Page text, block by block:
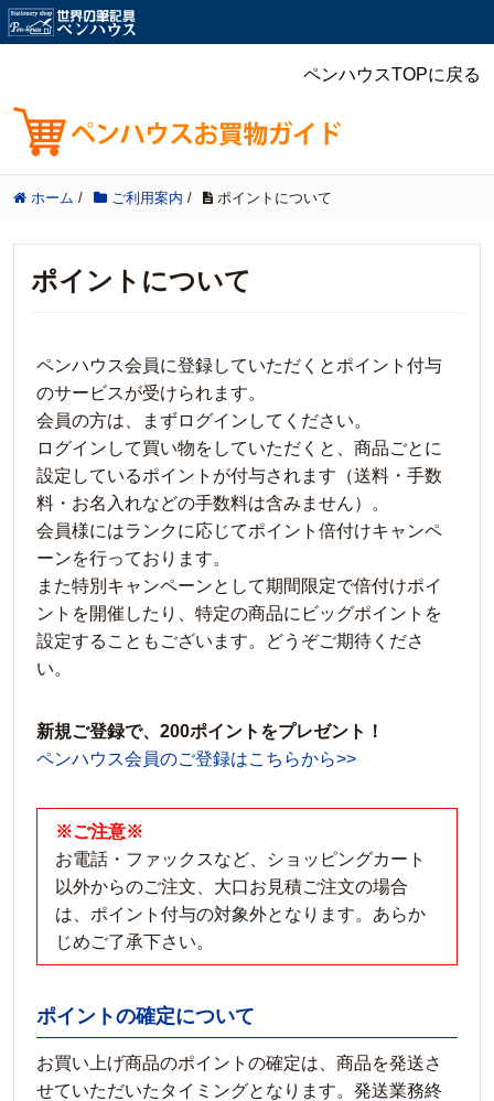
ペンハウスTOPに戻る
ホーム / ご利用案内 / ポイントについて
ポイントについて
ペンハウス会員に登録していただくとポイント付与
のサービスが受けられます。
会員の方は、まずログインしてください。
ログインして買い物をしていただくと、商品ごとに
設定しているポイントが付与されます（送料・手数
料・お名入れなどの手数料は含みません）。
会員様にはランクに応じてポイント倍付けキャンペ
ーンを行っております。
また特別キャンペーンとして期間限定で倍付けポイ
ントを開催したり、特定の商品にビッグポイントを
設定することもございます。どうぞご期待くださ
い。
新規ご登録で、200ポイントをプレゼント！
ペンハウス会員のご登録はこちらから>>
※ご注意※
お電話・ファックスなど、ショッピングカート
以外からのご注文、大口お見積ご注文の場合
は、ポイント付与の対象外となります。あらか
じめご了承下さい。
ポイントの確定について
お買い上げ商品のポイントの確定は、商品を発送さ
せていただいたタイミングとなります。発送業務終